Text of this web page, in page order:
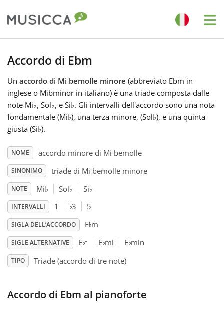
Български
Dansk
English
Español
Français
Accordo di Ebm
Un accordo di Mi bemolle minore (abbreviato Ebm in
inglese o Mibminor in italiano) è una triade composta dalle
note Mi♭, Sol♭, e Si♭. Gli intervalli dell'accordo sono una nota
fondamentale (Mi♭), una terza minore, (Sol♭), e una quinta
giusta (Si♭).
NOME accordo minore di Mi bemolle
SINONIMO triade di Mi bemolle minore
NOTE Mi♭ Sol♭ Si♭
INTERVALLI 1 ♭3 5
SIGLA DELL’ACCORDO E♭m
SIGLE ALTERNATIVE E♭– E♭mi E♭min
TIPO Triade (accordo di tre note)
Accordo di Ebm al pianoforte